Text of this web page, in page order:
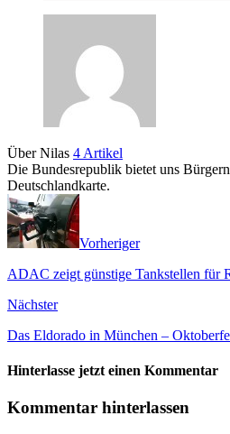
Über Nilas 4 Artikel
Die Bundesrepublik bietet uns
Deutschlandkarte.
Vorheriger
ADAC zeigt günstige Tankstellen für
Nächster
Das Eldorado in München –
Hinterlasse jetzt einen Kommentar
Kommentar hinterlassen